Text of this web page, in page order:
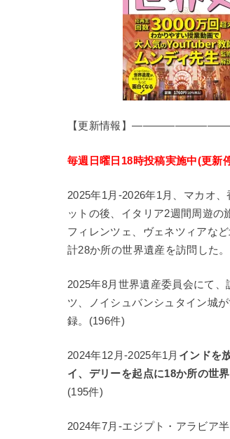
【更新情報】
毎週日曜日18時投稿実施中(更新
2025年1月-2026年1月、マカオ、
ットの後、イタリア2週間周遊の
フィレンツェ、ヴェネツィアな
計28か所の世界遺産を訪問した
2025年8月世界遺産委員会にて、
ツ、ノイシュバンシュタイン城
録。(196件)
2024年12月-2025年1月 インドを
イ、デリーを起点に18か所の世界
(195件)
2024年7月-エジプト・アラビア